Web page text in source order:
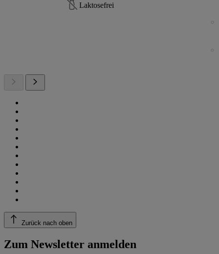
Laktosefrei
Zurück nach oben
Zum Newsletter anmelden